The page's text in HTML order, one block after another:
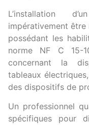
L’installation
impérativement
possédant les
norme NF C 15-
concernant la
tableaux
des dispositifs de
Un professionnel
spécifiques pour